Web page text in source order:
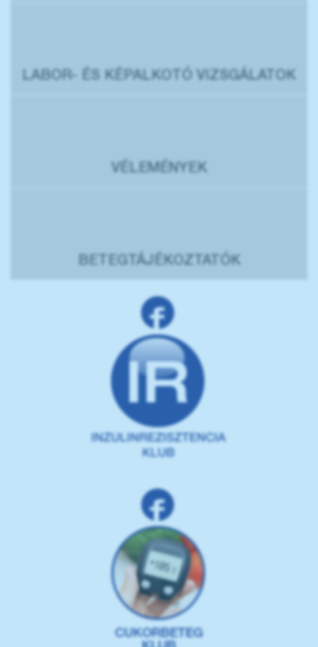
LABOR- ÉS KÉPALKOTÓ VIZSGÁLATOK
VÉLEMÉNYEK
BETEGTÁJÉKOZTATÓK